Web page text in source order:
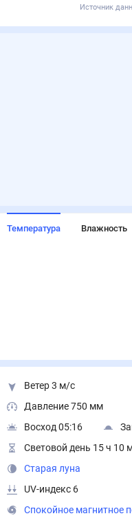
Источник
Температура Влажность
Ветер 3 м/с
Давление 750 мм
Восход 05:16
Световой день 15 ч 10
Старая луна
UV-индекс 6
Спокойное магнитное